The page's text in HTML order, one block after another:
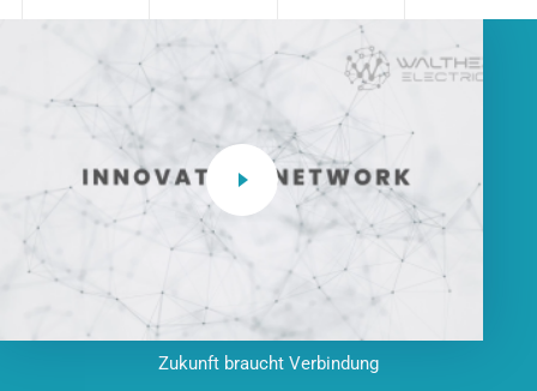
Zukunft braucht Verbindung